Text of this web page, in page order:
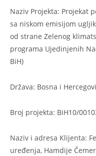
Naziv Projekta: Projekat
sa niskom emisijom
od strane Zelenog
programa Ujedinjenih
BiH)
Država: Bosna i
Broj projekta: BiH10/
Naziv i adresa Klijenta:
uređenja, Hamdije